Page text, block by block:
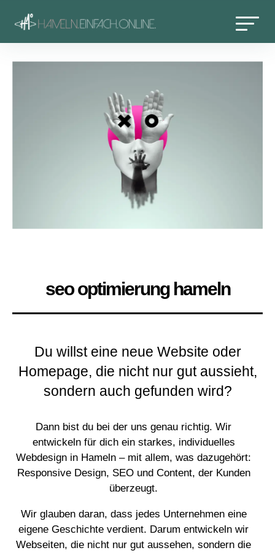
seo optimierung hameln
Du willst eine neue Website oder
Homepage, die nicht nur gut aussieht,
sondern auch gefunden wird?
Dann bist du bei der uns genau richtig. Wir
entwickeln für dich ein starkes, individuelles
Webdesign in Hameln – mit allem, was dazugehört:
Responsive Design, SEO und Content, der Kunden
überzeugt.
Wir glauben daran, dass jedes Unternehmen eine
eigene Geschichte verdient. Darum entwickeln wir
Webseiten, die nicht nur gut aussehen, sondern die